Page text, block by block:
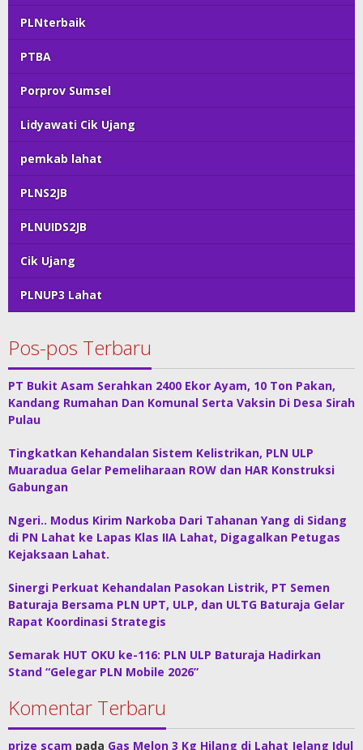
PLNterbaik
PTBA
Porprov Sumsel
Lidyawati Cik Ujang
pemkab lahat
PLNS2JB
PLNUIDS2JB
Cik Ujang
PLNUP3 Lahat
Pos-pos Terbaru
PT Bukit Asam Serahkan 2400 Ekor Ayam, 10 Ton Pakan,
Kandang Rumahan Dan Komunal Serta Vaksin Di Desa Sirah
Pulau
Tingkatkan Kehandalan Sistem Kelistrikan, PLN ULP
Muaradua Gelar Pemeliharaan ROW dan HAR Konstruksi
Gabungan
Ngeri.. Modus Kirim Narkoba Dari Tahanan Yang di Sidang
di PN Lahat ke Lapas Klas IIA Lahat, Digagalkan Petugas
Kejaksaan Lahat.
Sinergi Perkuat Kehandalan Pasokan Listrik, PT Semen
Baturaja Bersama PLN UPT, ULP, dan ULTG Baturaja Gelar
Rapat Koordinasi Strategis
Semarak HUT OKU ke-116: PLN ULP Baturaja Hadirkan
Stand “Gelegar PLN Mobile 2026”
Komentar Terbaru
prize scam pada Gas Melon 3 Kg Hilang di Lahat Jelang Idul